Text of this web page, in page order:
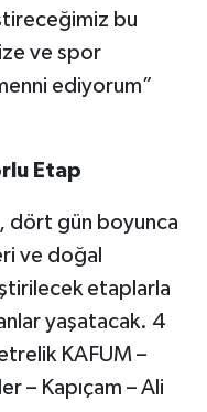
bu
ve spor
ediyorum”
Etap
dört gün boyunca
ve doğal
etaplarla
yaşatacak. 4
KAFUM –
– Kapıçam – Ali